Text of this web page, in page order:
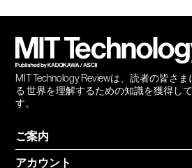
MIT Technology Reviewは、読者の皆さ
る 世界を理解するための知識を獲得し
す。
ご案内
アカウント